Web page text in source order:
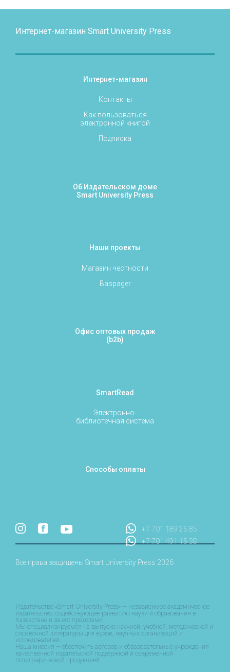
Интернет-магазин Smart University Press
Интернет-магазин
Контакты
Как пользоваться
электронной книгой
Подписка
Об Издательском доме
Smart University Press
Наши проекты
Магазин честности
Baspager
Офис оптовых продаж
(b2b)
SmartRead
Электронно-
библиотечная система
Способы оплаты
+7 701 189 26 85
+7 701 491 15 38
Все права защищены Smart University Press 2026
Издательство «Smart University Press» — независимое академическое
издательство, содействующее развитию науки и образования в
Казахстане и за его пределами.
Мы специализируемся на выпуске научной, учебной, методической и
справочной литературы для вузов, научных организаций и
исследователей.
Наша миссия — обеспечить авторов и образовательные учреждения
качественной издательской поддержкой и современной
полиграфической продукцией.